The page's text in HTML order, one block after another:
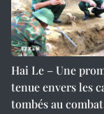
Hai Le – Une
tenue envers les
tombés au combat